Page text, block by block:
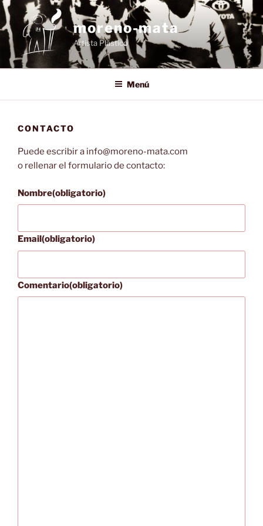
Saltar
al
contenido
moreno-mata
Artista Plástico
Menú
CONTACTO
Puede escribir a info@moreno-mata.com
o rellenar el formulario de contacto:
Nombre(obligatorio)
Email(obligatorio)
Comentario(obligatorio)